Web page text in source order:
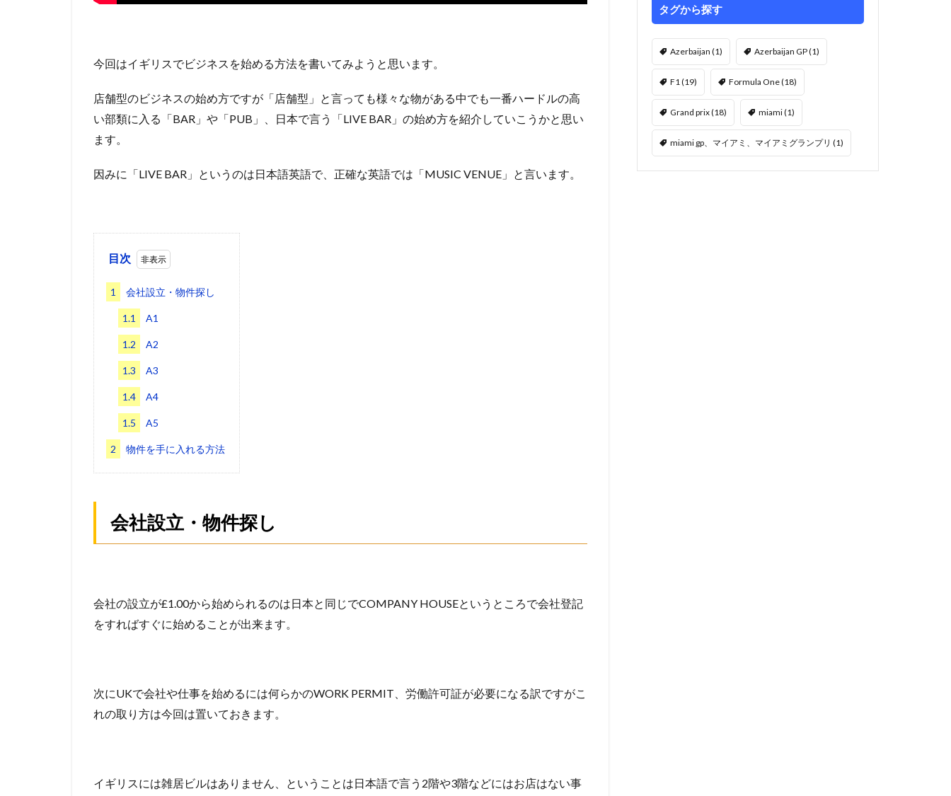
今回はイギリスでビジネスを始める方法を書いてみようと思います。
店舗型のビジネスの始め方ですが「店舗型」と言っても様々な物がある中でも一番ハードルの高
い部類に入る「BAR」や「PUB」、日本で言う「LIVE BAR」の始め方を紹介していこうかと思い
ます。
因みに「LIVE BAR」というのは日本語英語で、正確な英語では「MUSIC VENUE」と言います。
目次
1 会社設立・物件探し
1.1 A1
1.2 A2
1.3 A3
1.4 A4
1.5 A5
2 物件を手に入れる方法
会社設立・物件探し
会社の設立が£1.00から始められるのは日本と同じでCOMPANY HOUSEというところで会社登記
をすればすぐに始めることが出来ます。
次にUKで会社や仕事を始めるには何らかのWORK PERMIT、労働許可証が必要になる訳ですがこ
れの取り方は今回は置いておきます。
イギリスには雑居ビルはありません、ということは日本語で言う2階や3階などにはお店はない事
タグから探す
Azerbaijan (1) Azerbaijan GP(1)
F1(19) Formula One(18)
Grand prix(18) miami(1)
miami gp、マイアミ、マイアミグランプリ (1)